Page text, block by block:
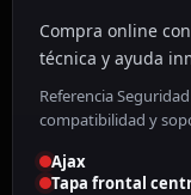
Compra online
técnica y ayuda
Referencia
compatibilidad y
Ajax
Tapa frontal